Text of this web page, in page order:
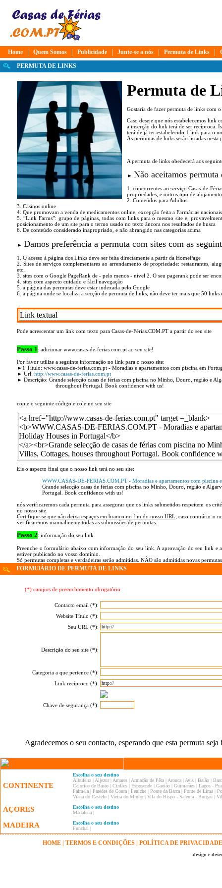
Home | Quem Somos | Publicidade | Junte-se a nós | Permuta de Links |
PERMUTA DE LINKS
Permuta de
Gostaria de fazer permuta de links com
Caso deseje que nós estabelecemos link
a inserção do link terá de ser recíproca.
terá de já ter estabelecido 1 link para o
As permutas de links serão listadas nesta
A permuta de links obedecerá aos
► Não aceitamos
1. concorrentes ao serviço Casas-de-
propriedades, e outros tipo de
2. Conteúdos para Adultos
3. Casinos online
4. Que promovam a venda de medicamentos online, excepção feita a Farmácias
5. “Link Farms”: grupo de páginas, todas com links para o mesmo site e,
posicionamento de um site para o termo usado no texto âncora nos resultados de busca
6. De conteúdo considerado inapropriado, e não abrangido nas categorias acima
► Damos preferência a permuta com sites com as
1. O acesso à página dos Links deve ser feita directamente a partir da HomePage
2. Sites de serviços complementares ao arrendamento de propriedade: restaurantes,
etc.
3. sites com o Google PageRank de - pelo menos - nível 2. O seu pagerank pode ser
4. sites com aspecto cuidado e fácil navegação
5. a página das permutas deve estar indexada pelo Google
6. a página onde se localiza a secção de permuta de links, não deve ter mais que 50 links
Link textual
Pode acrescentar um link com texto para Casas-de-Férias.COM.PT a partir do seu site
Passo 1 : adicionar www.casas-de-ferias.com.pt ao seu site!
Por favor utilize a seguinte informação no link para o nosso site:
►1 Titulo: www.casas-de-ferias.com.pt - Moradias e apartamentos com piscina em
► Url: http://www.casas-de-ferias.com.pt
► Descrição: Grande selecção casas de férias com piscina no Minho, Douro, região e
throughout Portugal. Book confidence with us!
copie o seguinte código e cole no seu site
<a href="http://www.casas-de-ferias.com.pt" target =_blank>
<b>WWW.CASAS-DE-FERIAS.COM.PT - Moradias e
Holiday Houses in Portugal</b>
</a><br>Grande selecção de casas de férias com piscina no
Villas, Cottages, houses throughout Portugal. Book confidence
Eis o aspecto final que o nosso link terá no seu site:
WWW.CASAS-DE-FERIAS.COM.PT - Moradias e apartamentos com
Grande selecção casas de férias com piscina no Minho, Douro, região e Algarve
Portugal. Book confidence with us!
nós verificaremos cada permuta para assegurar que os links submetidos respeitem os
no nosso site.
Certifique-se que não deixa espaços em branco no fim do nosso URL , caso contrário o
verificaremos manualmente todas as submissões de permutas.
Passo 2: informação do seu link
Preenche o formulário abaixo com informação do seu link. A aprovação do seu link e
estiver publicado no vosso domínio.
Só permutas completas e verdadeiras serão admitidas. NÂO são admitidas novas
FORMUlÁRIO DE PERMUTA DE LINKS
(*) campos de preenchimento obrigatório
Contacto email (*):
Website Título (*):
Seu URL (*):
Descrição do seu site (*):
Categoria a que pertence (*):
Link recíproco (*):
Chave de segurança (*):
Agradecemos o seu contacto, esperando que esta permuta
CONTINENTE
Escolha o seu destino
Albufeira | Aljezur| Amares | Armação de Pêra | Arouca | Avis | Baião |
Celorico de Basto | Cinfães | Esposende | Gavião | Guimarães | Lagos -
Palmela | Paredes de Coura | Peniche | Ponte da Barca | Ponte de Lima |
Viana do Castelo | Vieira do Minho | Vila do Bispo - Salema - Burgau |
AÇORES
Escolha o seu destino
Madalena |
MADEIRA
Escolha o seu destino
Funchal |
HOME| TERMOS E CONDIÇÕES| POLÍTICA DE PRIVACIDADE
design e